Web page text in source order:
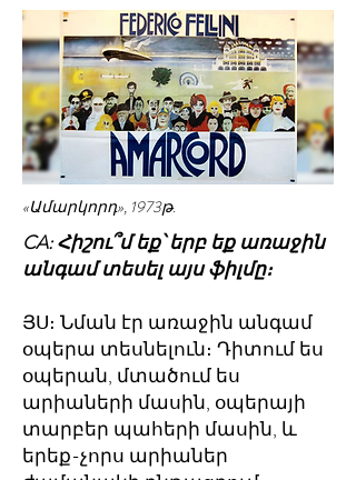
«Ամարկորդ», 1973թ.
CA: Հիշու՞մ եք՝ երբ եք առաջին
անգամ տեսել այս ֆիլմը։
ՅՍ։ Նման էր առաջին անգամ
օպերա տեսնելուն։ Դիտում ես
օպերան, մտածում ես
արիաների մասին, օպերայի
տարբեր պահերի մասին, և
երեք-չորս արիաներ